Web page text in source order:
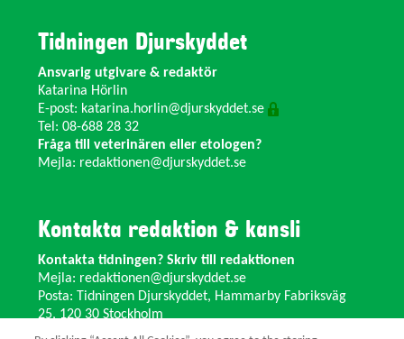
Tidningen Djurskyddet
Ansvarig utgivare & redaktör
Katarina Hörlin
E-post: katarina.horlin@djurskyddet.se
Tel: 08-688 28 32
Fråga till veterinären eller etologen?
Mejla: redaktionen@djurskyddet.se
Kontakta redaktion & kansli
Kontakta tidningen? Skriv till redaktionen
Mejla: redaktionen@djurskyddet.se
Posta: Tidningen Djurskyddet, Hammarby Fabriksväg
25, 120 30 Stockholm
Ändra adress? Kontakta kansliet